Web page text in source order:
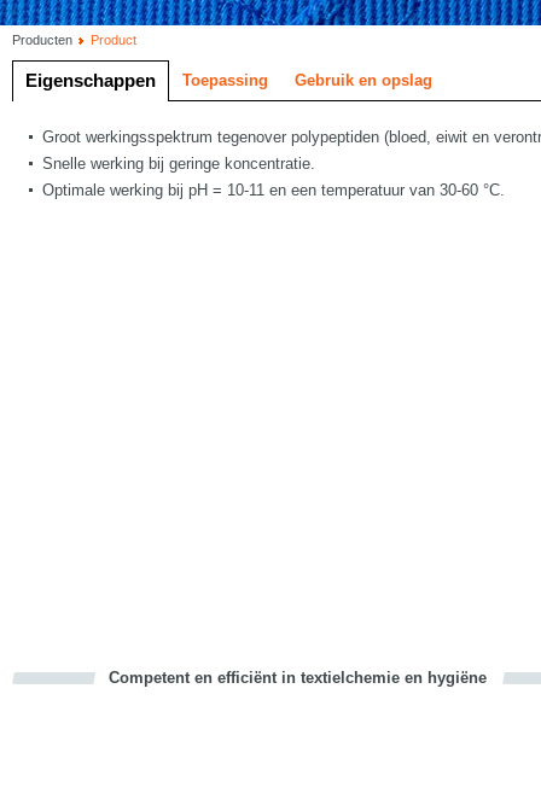
Producten Product
Eigenschappen Toepassing Gebruik en opslag
Groot werkingsspektrum tegenover polypeptiden (bloed, eiwit en
Snelle werking bij geringe koncentratie.
Optimale werking bij pH = 10-11 en een temperatuur van 30-60 °C.
Competent en efficiënt in textielchemie en hygiëne